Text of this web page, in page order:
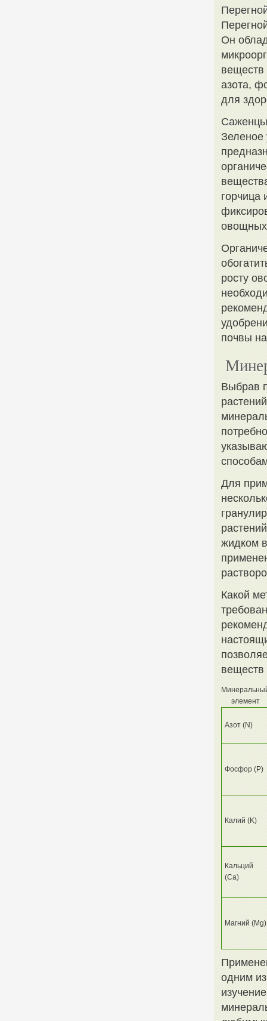
Он
веществ
азота,
для
Саженцы
Зеленое
горчица
овощных
росту
почвы
Выбрав
Для
жидком
Какой
веществ
элемент
Азот (N)
Фосфор (P)
Калий (K)
Кальций
(Ca)
Магний (Mg)
одним